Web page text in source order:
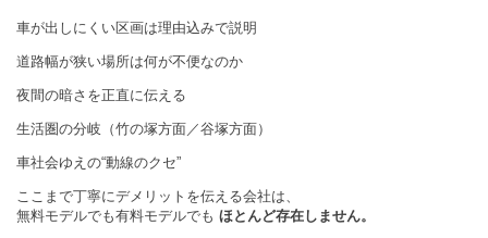
車が出しにくい区画は理由込みで説明
道路幅が狭い場所は何が不便なのか
夜間の暗さを正直に伝える
生活圏の分岐（竹の塚方面／谷塚方面）
車社会ゆえの“動線のクセ”
ここまで丁寧にデメリットを伝える会社は、
無料モデルでも有料モデルでも ほとんど存在しません。